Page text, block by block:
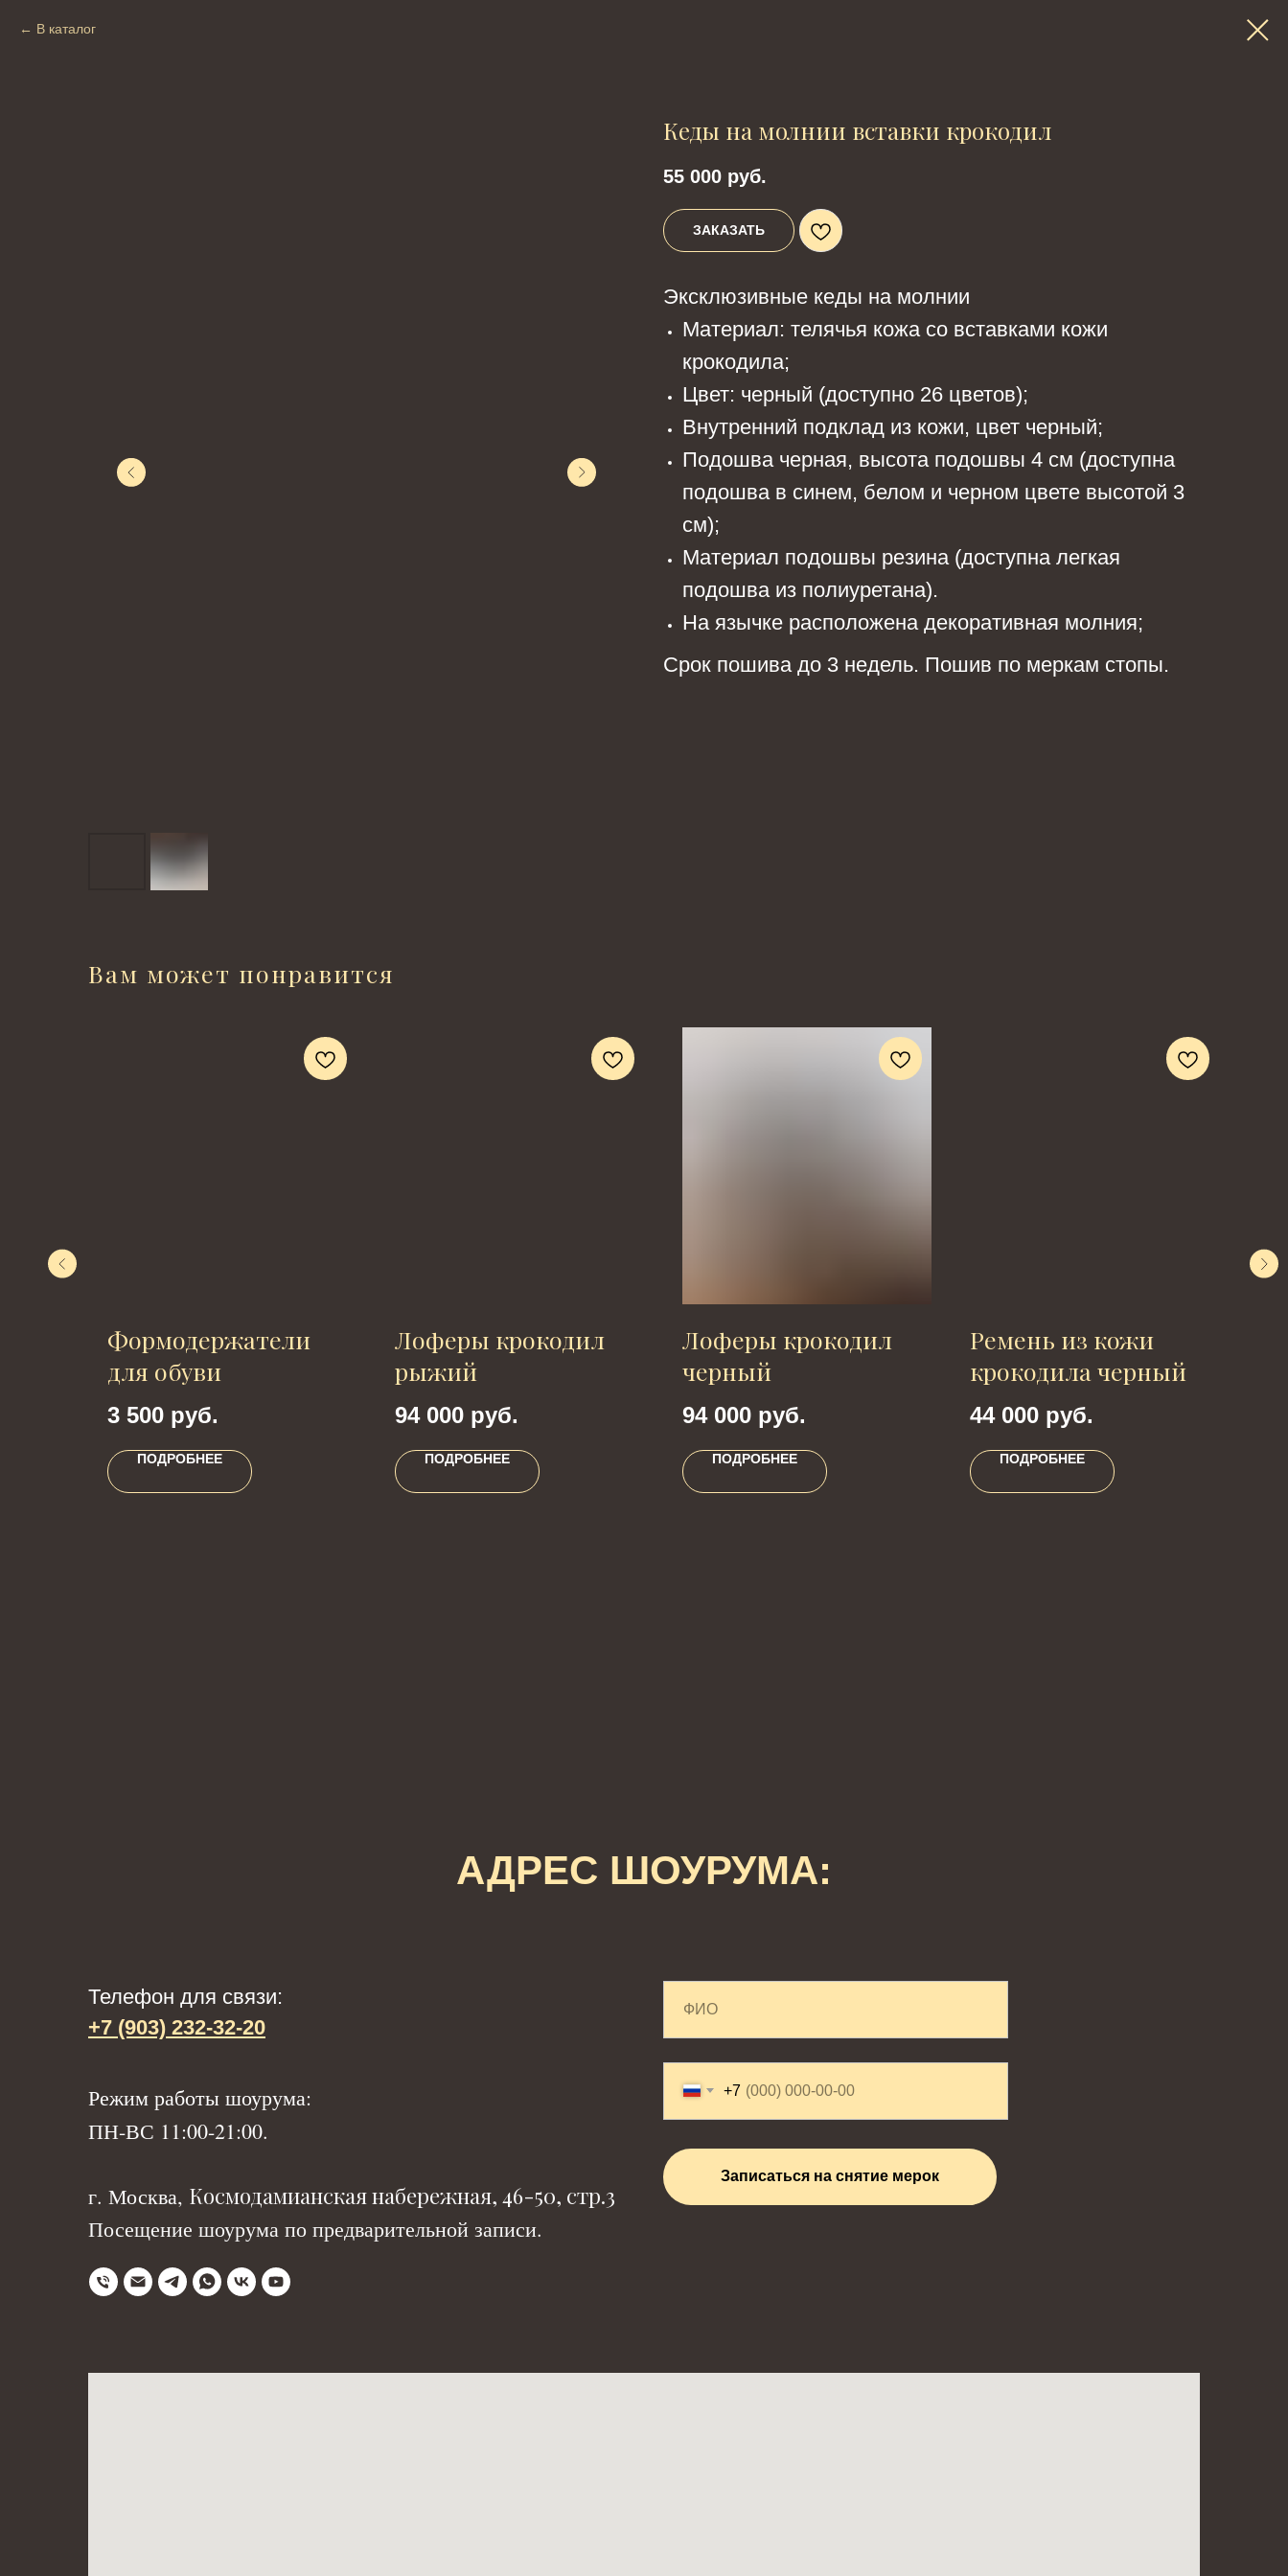
В каталог
Кеды на молнии вставки крокодил
55 000 руб.
ЗАКАЗАТЬ
Эксклюзивные кеды на молнии
Материал: телячья кожа со вставками кожи
крокодила;
Цвет: черный (доступно 26 цветов);
Внутренний подклад из кожи, цвет черный;
Подошва черная, высота подошвы 4 см (доступна
подошва в синем, белом и черном цвете высотой 3
см);
Материал подошвы резина (доступна легкая
подошва из полиуретана).
На язычке расположена декоративная молния;
Срок пошива до 3 недель. Пошив по меркам стопы.
Вам может понравится
Формодержатели
для обуви
3 500 руб.
ПОДРОБНЕЕ
Лоферы крокодил
рыжий
94 000 руб.
ПОДРОБНЕЕ
Лоферы крокодил
черный
94 000 руб.
ПОДРОБНЕЕ
Ремень из кожи
крокодила черный
44 000 руб.
ПОДРОБНЕЕ
АДРЕС ШОУРУМА:
Телефон для связи:
+7 (903) 232-32-20
Режим работы шоурума:
ПН-ВС 11:00-21:00.
г. Москва, Космодамианская набережная, 46-50, стр.3
Посещение шоурума по предварительной записи.
+7
Записаться на снятие мерок